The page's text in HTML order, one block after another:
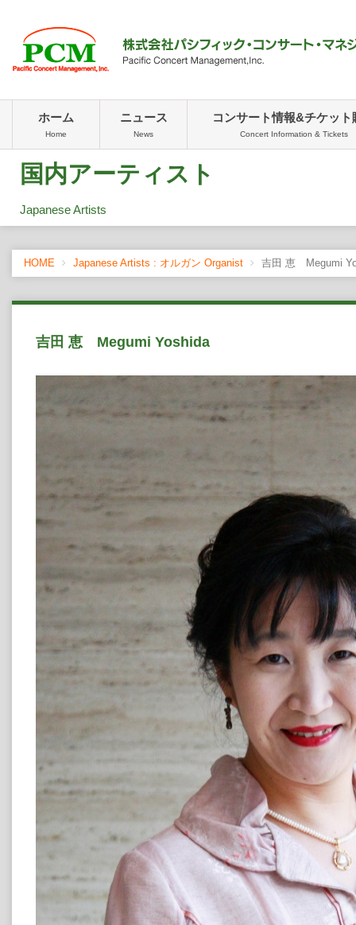
ホーム
Home
ニュース
News
コンサート情報&チケット
Concert Information & Tickets
国内アーティスト
Japanese Artists
HOME Japanese Artists : オルガン Organist 吉田 恵 Megumi
吉田 恵 Megumi Yoshida